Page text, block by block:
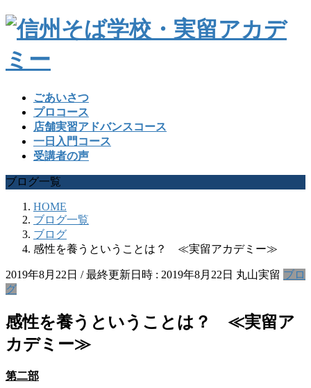
ごあいさつ
プロコース
店舗実習アドバンスコース
一日入門コース
受講者の声
ブログ一覧
HOME
ブログ一覧
ブログ
感性を養うということは？ ≪実留アカデミー≫
2019年8月22日 / 最終更新日時 : 2019年8月22日 丸山実留 ブロ
グ
感性を養うということは？ ≪実留ア
カデミー≫
第二部